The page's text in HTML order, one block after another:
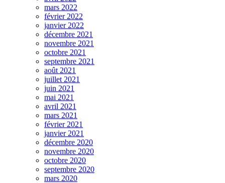
mars 2022
février 2022
janvier 2022
décembre 2021
novembre 2021
octobre 2021
septembre 2021
août 2021
juillet 2021
juin 2021
mai 2021
avril 2021
mars 2021
février 2021
janvier 2021
décembre 2020
novembre 2020
octobre 2020
septembre 2020
mars 2020